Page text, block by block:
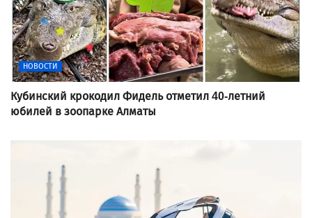
НОВОСТИ
Кубинский крокодил Фидель отметил 40-летний
юбилей в зоопарке Алматы